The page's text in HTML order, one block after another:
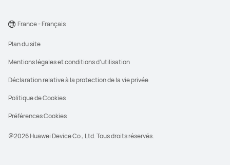
@2026 Huawei Device Co., Ltd. Tous droits réservés.
Plan du site
Mentions légales et conditions d’utilisation
Déclaration relative à la protection de la vie privée
Politique de Cookies
Préférences Cookies
France - Français